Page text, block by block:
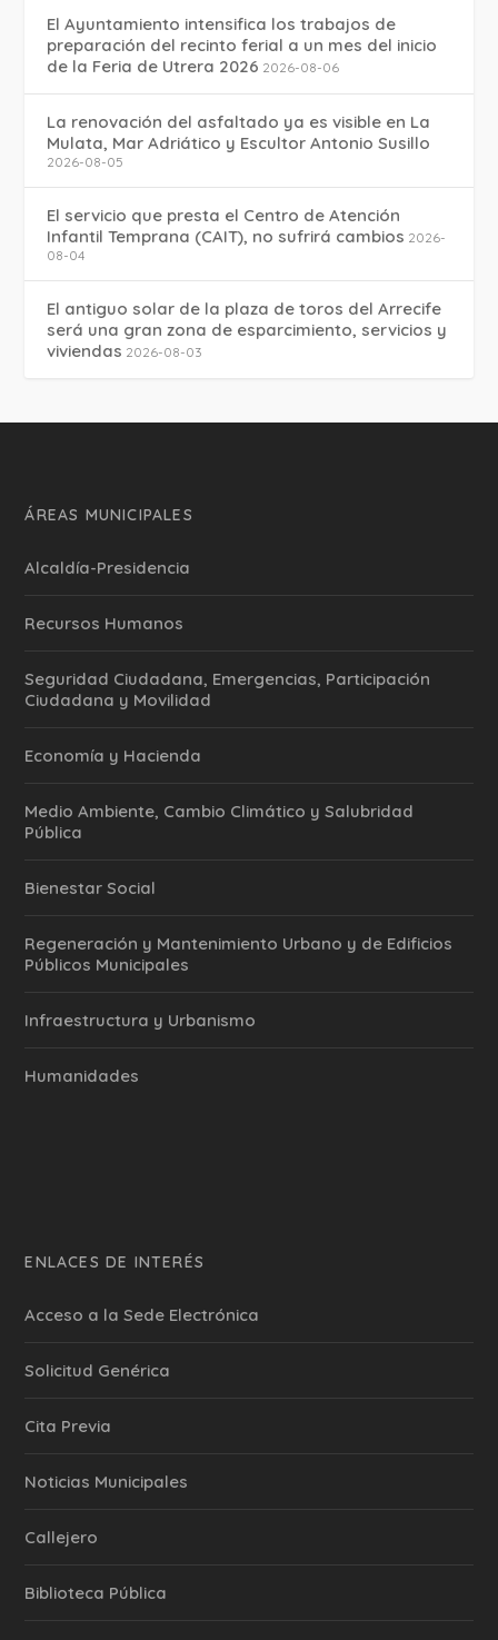
El Ayuntamiento intensifica los trabajos de
preparación del recinto ferial a un mes del inicio
de la Feria de Utrera 2026 2026-08-06
La renovación del asfaltado ya es visible en La
Mulata, Mar Adriático y Escultor Antonio Susillo
2026-08-05
El servicio que presta el Centro de Atención
Infantil Temprana (CAIT), no sufrirá cambios 2026-
08-04
El antiguo solar de la plaza de toros del Arrecife
será una gran zona de esparcimiento, servicios y
viviendas 2026-08-03
ÁREAS MUNICIPALES
Alcaldía-Presidencia
Recursos Humanos
Seguridad Ciudadana, Emergencias, Participación
Ciudadana y Movilidad
Economía y Hacienda
Medio Ambiente, Cambio Climático y Salubridad
Pública
Bienestar Social
Regeneración y Mantenimiento Urbano y de Edificios
Públicos Municipales
Infraestructura y Urbanismo
Humanidades
ENLACES DE INTERÉS
Acceso a la Sede Electrónica
Solicitud Genérica
Cita Previa
‎Noticias Municipales
Callejero
Biblioteca Pública